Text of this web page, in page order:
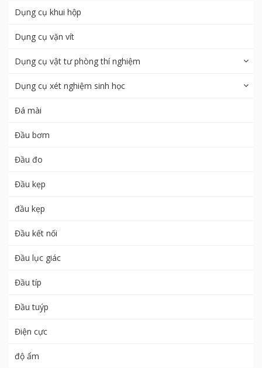
Dụng cụ khui hộp
Dụng cụ vặn vít
Dụng cụ vật tư phòng thí nghiệm
Dụng cụ xét nghiệm sinh học
Đá mài
Đầu bơm
Đầu đo
Đầu kẹp
đầu kẹp
Đầu kết nối
Đầu lục giác
Đầu típ
Đầu tuýp
Điện cực
độ ẩm